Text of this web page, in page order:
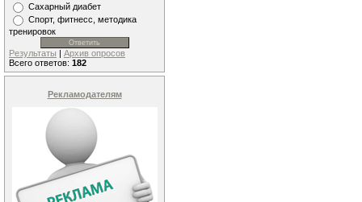
Сахарный диабет
Спорт, фитнесс, методика
тренировок
Результаты | Архив опросов
Всего ответов: 182
Рекламодателям